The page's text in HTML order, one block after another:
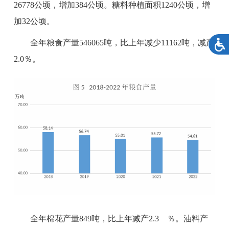
26778公顷，增加384公顷。糖料种植面积1240公顷，增
加32公顷。
全年粮食产量546065吨，比上年减少11162吨，减产
2.0％ 。
全年棉花产量849吨，比上年减产2.3 ％ 。油料产